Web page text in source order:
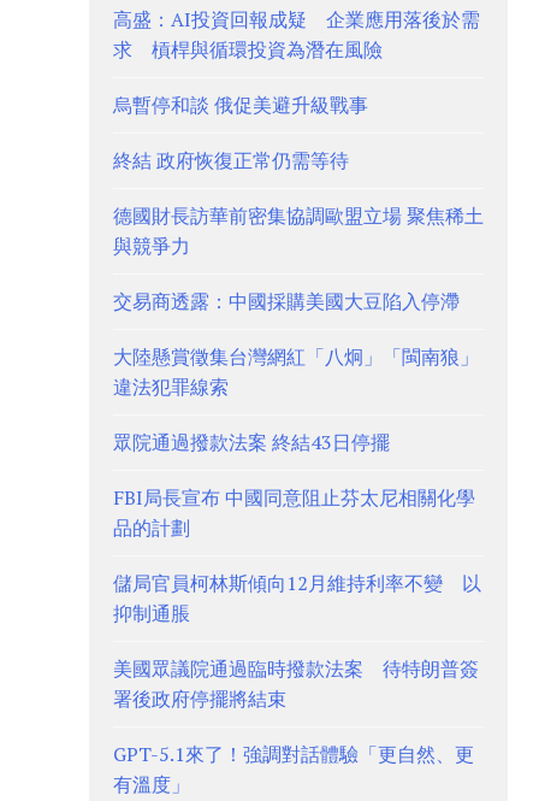
高盛：AI投資回報成疑 企業應用落後於需
求 槓桿與循環投資為潛在風險
烏暫停和談 俄促美避升級戰事
終結 政府恢復正常仍需等待
德國財長訪華前密集協調歐盟立場 聚焦稀土
與競爭力
交易商透露：中國採購美國大豆陷入停滯
大陸懸賞徵集台灣網紅「八炯」「閩南狼」
違法犯罪線索
眾院通過撥款法案 終結43日停擺
FBI局長宣布 中國同意阻止芬太尼相關化學
品的計劃
儲局官員柯林斯傾向12月維持利率不變 以
抑制通脹
美國眾議院通過臨時撥款法案 待特朗普簽
署後政府停擺將結束
GPT-5.1來了！強調對話體驗「更自然、更
有溫度」